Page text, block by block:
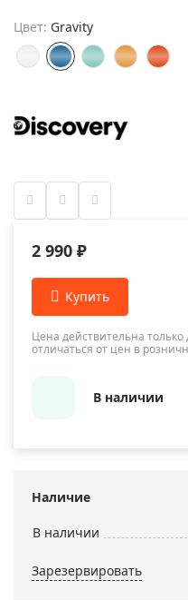
Цвет: Gravity
2 990 ₽
Цена действительна
отличаться от цен в
В наличии
Наличие
В наличии
Зарезервировать